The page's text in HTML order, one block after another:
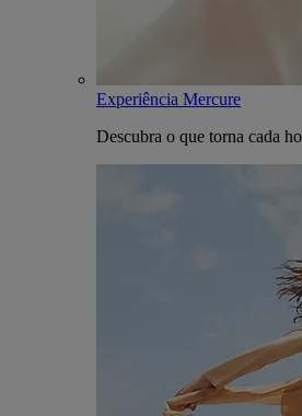
Experiência Mercure
Descubra o que torna cada